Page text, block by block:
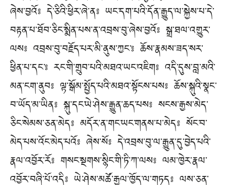
ཞེས་བྱའོ༔ དེ་ཅིའི་ཕྱིར་ཞེ་ན༔ ཡང་དག་པའི་དོན་རྒྱུད་ལ་སྐྱེས་པ་དེ་
བརྟན་པ་ཐོབ་ཅིང་སྨིན་པས་ན་འབྲས་བུ་ཞེས་བྱའོ༔ སྒྲ་ཐལ་འགྱུར་
ལས༔ འབྲས་བུ་བརྗོད་པར་མི་ནུས་ཀྱང་༔ ཆོས་རྣམས་ཟད་སར་
ཕྱིན་པ་དང་༔ རང་གི་གྲུབ་པའི་མཐའ་ཡང་འཇིག༔ འདི་དུས་བླ་མའི་
མན་ངག་ནུབ༔ ལྟ་སྒོམ་སྤྱོད་པའི་མཐའ་སྟོངས་པས༔ ཆོས་སྐུའི་སྣང་
བ་ཡོད་མ་ཡིན༔ སྐུ་དང་ཡེ་ཤེས་རྒྱུན་ཆད་པས༔ སངས་རྒྱས་མེད་
ཅིང་སེམས་ཅན་མེད༔ མདོར་ན་གང་ཡང་གནས་པ་མེད༔ སོང་བ་
མེད་པས་འོང་མེད་པའོ༔ ཞེས་སོ༔ དེ་འབྲས་བུ་ལ་རྒྱུན་དུ་བྱེད་པའི་
རྣལ་འབྱོར་རོ༔ གསང་སྔགས་སྙིང་གི་ཏི་ཀ་ལས༔ ལམ་ཁྱེར་རྣལ་